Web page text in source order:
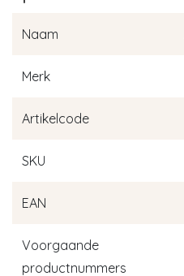
Naam
Merk
Artikelcode
SKU
EAN
Voorgaande
productnummers